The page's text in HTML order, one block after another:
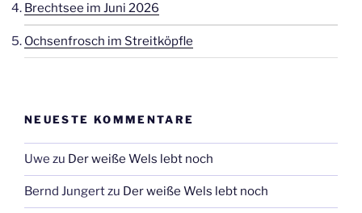
Brechtsee im Juni 2026
Ochsenfrosch im Streitköpfle
NEUESTE KOMMENTARE
Uwe zu Der weiße Wels lebt noch
Bernd Jungertzu Der weiße Wels lebt noch